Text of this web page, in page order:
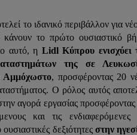
το ιδανικό περιβάλλον για
κάνουν το πρώτο ουσιαστικό
αυτό, η Lidl Κύπρου ενισχύει
της σε
Αμμόχωστο, προσφέροντας 20
Ο ρόλος αυτός
αγορά εργασίας προσφέροντας
και τις ενδιαφερόμενες
δεξιότητες στην